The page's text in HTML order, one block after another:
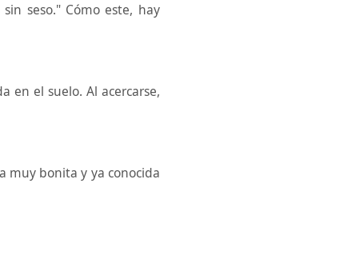
seso." Cómo este, hay
en el suelo. Al acercarse,
muy bonita y ya conocida